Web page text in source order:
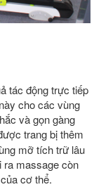
tác động trực tiếp
cho các vùng
và gọn gàng
trang bị thêm
mỡ tích trữ lâu
ra massage còn
cơ thể.